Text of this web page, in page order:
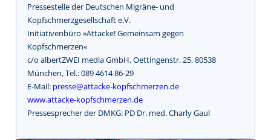
Pressestelle der Deutschen Migräne- und
Kopfschmerzgesellschaft e.V.
Initiativenbüro »Attacke! Gemeinsam gegen
Kopfschmerzen«
c/o albertZWEI media GmbH, Oettingenstr. 25, 80538
München, Tel.: 089 4614 86-29
E-Mail: presse@attacke-kopfschmerzen.de
www.attacke-kopfschmerzen.de
Pressesprecher der DMKG: PD Dr. med. Charly Gaul